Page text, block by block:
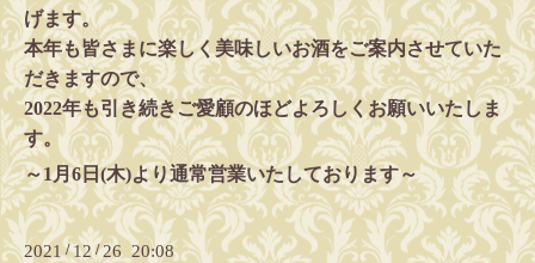
げます。
本年も皆さまに楽しく美味しいお酒をご案内させていた
だきますので、
2022年も引き続きご愛顧のほどよろしくお願いいたしま
す。
～1月6日(木)より通常営業いたしております～
2021/12 /26 20:08